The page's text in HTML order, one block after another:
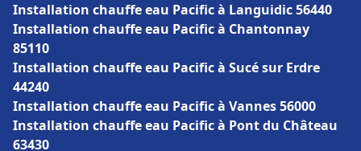
Installation chauffe eau Pacific à Languidic 56440
Installation chauffe eau Pacific à Chantonnay
85110
Installation chauffe eau Pacific à Sucé sur Erdre
44240
Installation chauffe eau Pacific à Vannes 56000
Installation chauffe eau Pacific à Pont du Château
63430